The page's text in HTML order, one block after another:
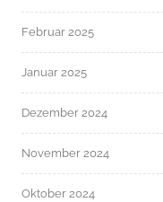
Februar 2025
Januar 2025
Dezember 2024
November 2024
Oktober 2024